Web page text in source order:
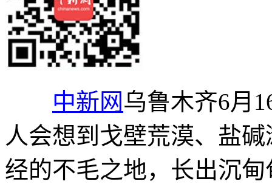
中新网乌鲁木齐6月
人会想到戈壁荒漠、盐
经的不毛之地，长出沉